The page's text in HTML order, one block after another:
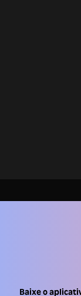
Baixe o
Central de ajuda